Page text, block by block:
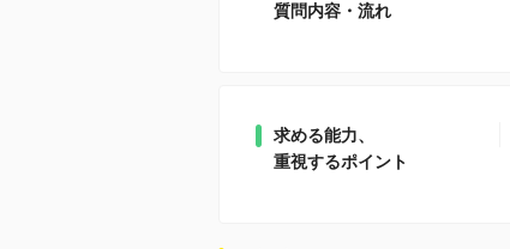
質問内容・流れ
求める能力、
重視するポイント